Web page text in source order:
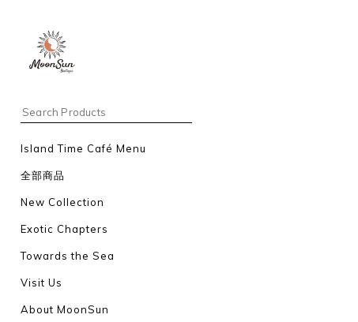
Island Time Café Menu
全部商品
New Collection
Exotic Chapters
Towards the Sea
Visit Us
About MoonSun